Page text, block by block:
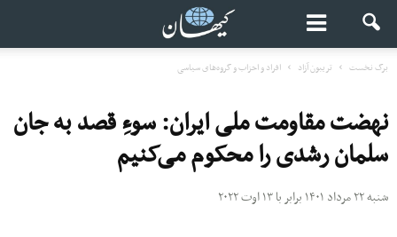
برگ نخست تریبون آزاد افراد و احزاب و گروه‌های سیاسی
نهضت مقاومت ملی ایران: سوءِ قصد به جان
سلمان رشدی را محکوم می‌کنیم
شنبه ۲۲ مرداد ۱۴۰۱ برابر با ۱۳ اوت ۲۰۲۲